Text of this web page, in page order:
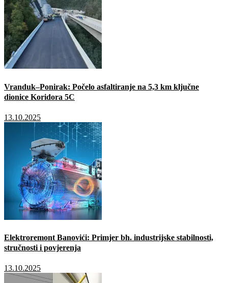
Vranduk–Ponirak: Počelo asfaltiranje na 5,3 km ključne
dionice Koridora 5C
13.10.2025
Elektroremont Banovići: Primjer bh. industrijske stabilnosti,
stručnosti i povjerenja
13.10.2025